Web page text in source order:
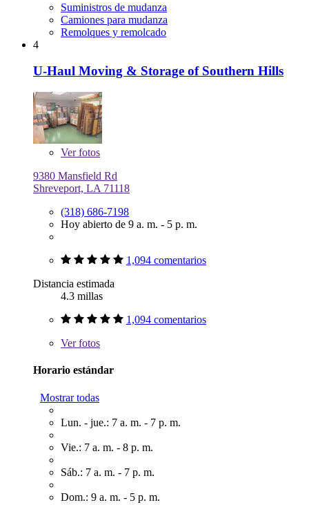
Suministros de mudanza
Camiones para mudanza
Remolques y remolcado
4
U-Haul Moving & Storage of Southern Hills
Verfotos
9380 Mansfield Rd
Shreveport, LA 71118
(318) 686-7198
Hoy abierto de 9 a. m. - 5 p. m.
1,094 comentarios
Distancia estimada
4.3 millas
1,094 comentarios
Verfotos
Horario estándar
Mostrar todas
Lun. - jue.: 7 a. m. - 7 p. m.
Vie.: 7 a. m. - 8 p. m.
Sáb.: 7 a. m. - 7 p. m.
Dom.: 9 a. m. - 5 p. m.